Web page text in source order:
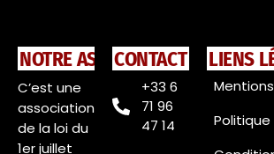
NOTRE ASSOCIATION
C’est une
association
de la loi du
1er juillet
CONTACT
+33 6
71 96
47 14
LIENS